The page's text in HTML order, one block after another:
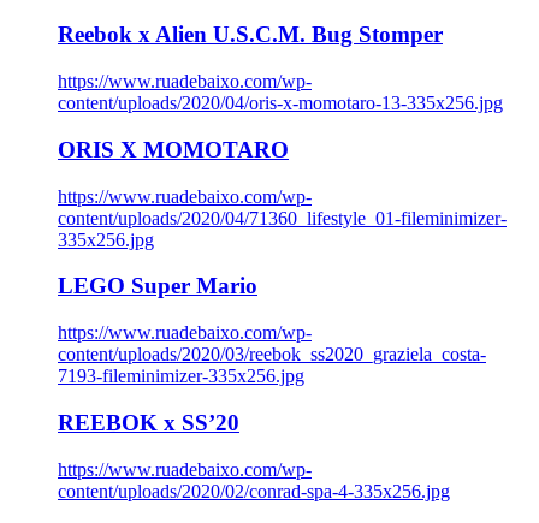
Reebok x Alien U.S.C.M. Bug Stomper
https://www.ruadebaixo.com/wp-
content/uploads/2020/04/oris-x-momotaro-13-335x256.jpg
ORIS X MOMOTARO
https://www.ruadebaixo.com/wp-
content/uploads/2020/04/71360_lifestyle_01-fileminimizer-
335x256.jpg
LEGO Super Mario
https://www.ruadebaixo.com/wp-
content/uploads/2020/03/reebok_ss2020_graziela_costa-
7193-fileminimizer-335x256.jpg
REEBOK x SS’20
https://www.ruadebaixo.com/wp-
content/uploads/2020/02/conrad-spa-4-335x256.jpg